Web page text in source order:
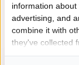
Ontvang de
je niet
information about
advertising, and
combine it with
they've collected